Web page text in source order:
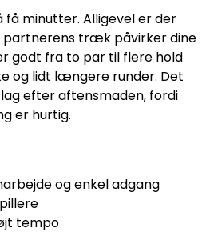
minutter. Alligevel er der
partnerens træk påvirker dine
godt fra to par til flere hold
og lidt længere runder. Det
efter aftensmaden, fordi
er hurtig.
og enkel adgang
tempo